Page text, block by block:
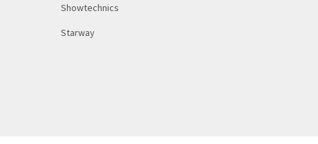
Showtechnics
Starway